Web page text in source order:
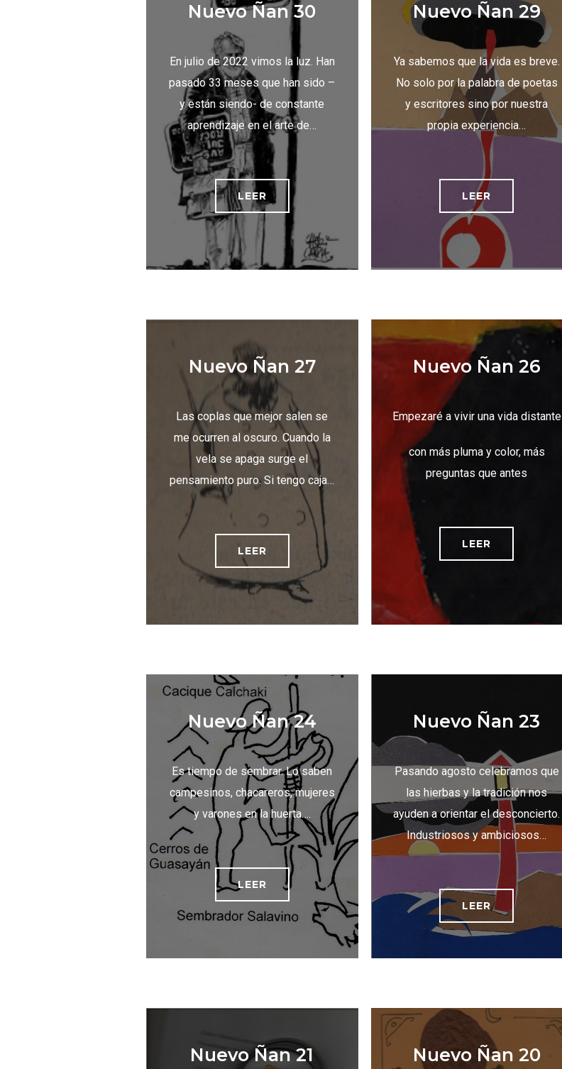
Nuevo Ñan 30
En julio de 2022 vimos la luz. Han
pasado 33 meses que han sido –
y están siendo- de constante
aprendizaje en el arte de…
LEER
Nuevo Ñan 29
Ya sabemos que la vida es breve.
No solo por la palabra de poetas
y escritores sino por nuestra
propia experiencia…
LEER
Nuevo Ñan 27
Las coplas que mejor salen se
me ocurren al oscuro. Cuando la
vela se apaga surge el
pensamiento puro. Si tengo caja…
LEER
Nuevo Ñan 26
Empezaré a vivir una vida distante
con más pluma y color, más
preguntas que antes
LEER
Nuevo Ñan 24
Es tiempo de sembrar. Lo saben
campesinos, chacareros, mujeres
y varones en la huerta….
LEER
Nuevo Ñan 23
Pasando agosto celebramos que
las hierbas y la tradición nos
ayuden a orientar el desconcierto.
Industriosos y ambiciosos…
LEER
Nuevo Ñan 21 Nuevo Ñan 20